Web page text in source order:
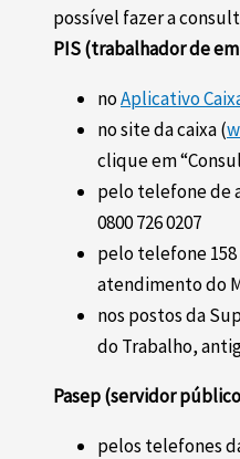
possível fazer a
PIS (trabalhador de
noAplicativo
no site da caixa (
clique em
pelo telefone de
0800 726 0207
pelo telefone
atendimento do
nos postos da
do Trabalho,
Pasep (servidor
pelos telefones